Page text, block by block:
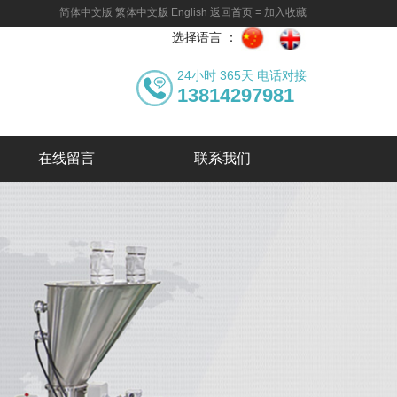
简体中文版 繁体中文版 English 返回首页 ≡ 加入收藏
选择语言 ：
24小时 365天 电话对接
13814297981
在线留言 联系我们